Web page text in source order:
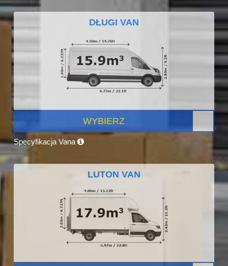
DŁUGI VAN
WYBIERZ
Specyfikacja Vana
LUTON VAN